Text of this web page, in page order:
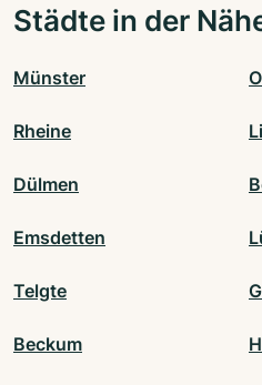
Städte in der
Münster
Rheine
Dülmen
Emsdetten
Telgte
Beckum